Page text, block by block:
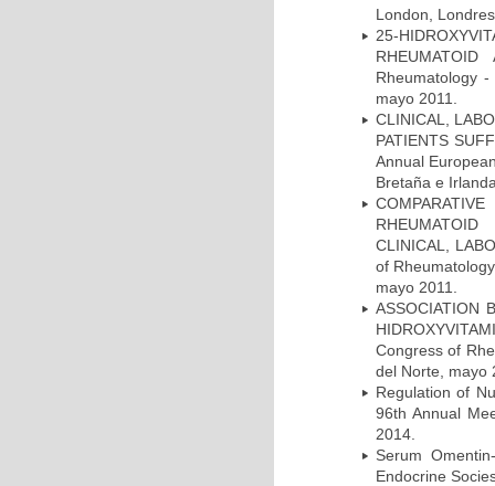
London,
25-
Rheumatology
mayo 2011.
CLINICAL,
PATIENTS
Annual
Bretaña e
CLINICAL,
of
mayo 2011.
ASSOCIATION
Congress of
del Norte, mayo
Regulation of
96th Annual
2014.
Serum
Endocrine